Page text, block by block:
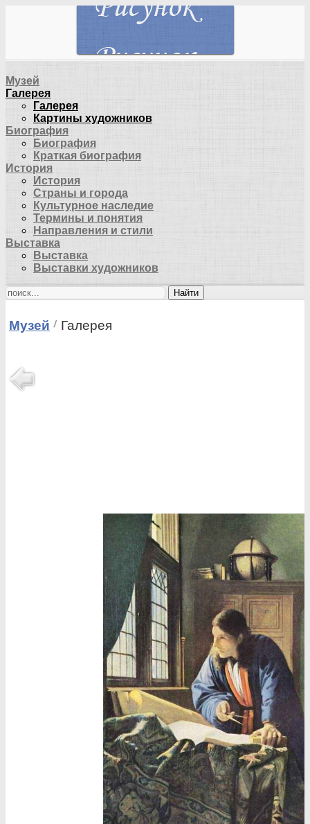
Музей
Галерея
Галерея
Картины художников
Биография
Биография
Краткая биография
История
История
Страны и города
Культурное наследие
Термины и понятия
Направления и стили
Выставка
Выставка
Выставки художников
Найти
Музей Галерея